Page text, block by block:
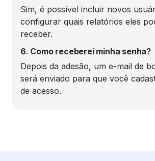
Sim, é possível incluir novos
configurar quais relatórios eles
receber.
6. Como receberei minha senha?
Depois da adesão, um e-mail de
será enviado para que você
de acesso.